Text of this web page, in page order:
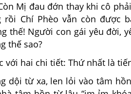
Mị đau đớn thay khi cô
rồi Chí Phèo vẫn còn được
thế! Người con gái yêu đời,
thế sao?
hai chi tiết: Thứ nhất là
từ xa, len lỏi vào tâm hồn